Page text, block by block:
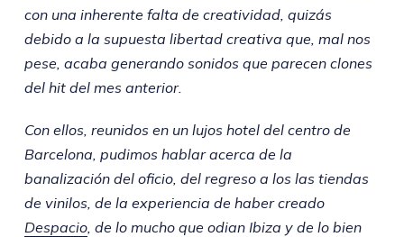
con una inherente falta de creatividad, quizás
debido a la supuesta libertad creativa que, mal nos
pese, acaba generando sonidos que parecen clones
del hit del mes anterior.
Con ellos, reunidos en un lujos hotel del centro de
Barcelona, pudimos hablar acerca de la
banalización del oficio, del regreso a los las tiendas
de vinilos, de la experiencia de haber creado
Despacio, de lo mucho que odian Ibiza y de lo bien